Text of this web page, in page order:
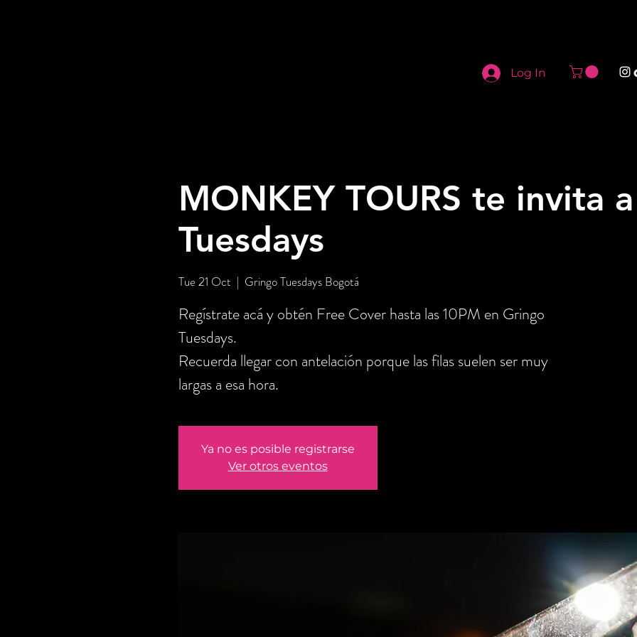
Log In
MONKEY TOURS te invita
Tuesdays
Tue 21 Oct
  |
Gringo Tuesdays Bogotá
Regístrate acá y obtén Free Cover hasta las 10PM en Gringo
Tuesdays.
Recuerda llegar con antelación porque las filas suelen ser muy
largas a esa hora.
Ya no es posible registrarse
Ver otros eventos